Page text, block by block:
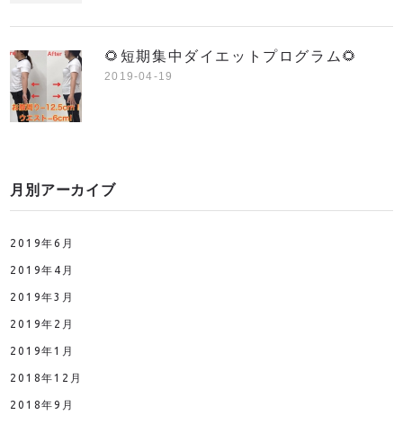
🌻短期集中ダイエットプログラム🌻
2019-04-19
月別アーカイブ
2019年6月
2019年4月
2019年3月
2019年2月
2019年1月
2018年12月
2018年9月